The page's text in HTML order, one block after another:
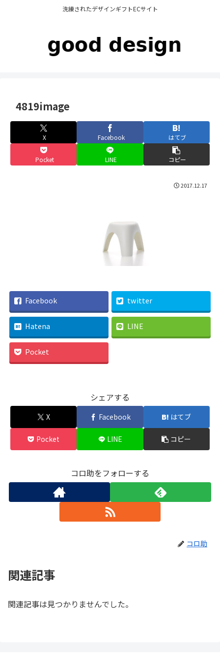
洗練されたデザインギフトECサイト
4819image
X Facebook はてブ
Pocket LINE コピー
2017.12.17
Facebook twitter
Hatena LINE
Pocket
シェアする
X Facebook はてブ
Pocket LINE コピー
コロ助をフォローする
コロ助
関連記事
関連記事は見つかりませんでした。